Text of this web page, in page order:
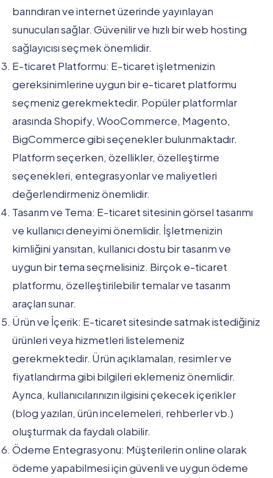
barındıran ve internet üzerinde yayınlayan
sunucuları sağlar. Güvenilir ve hızlı bir web hosting
sağlayıcısı seçmek önemlidir.
E-ticaret Platformu: E-ticaret işletmenizin
gereksinimlerine uygun bir e-ticaret platformu
seçmeniz gerekmektedir. Popüler platformlar
arasında Shopify, WooCommerce, Magento,
BigCommerce gibi seçenekler bulunmaktadır.
Platform seçerken, özellikler, özelleştirme
seçenekleri, entegrasyonlar ve maliyetleri
değerlendirmeniz önemlidir.
Tasarım ve Tema: E-ticaret sitesinin görsel tasarımı
ve kullanıcı deneyimi önemlidir. İşletmenizin
kimliğini yansıtan, kullanıcı dostu bir tasarım ve
uygun bir tema seçmelisiniz. Birçok e-ticaret
platformu, özelleştirilebilir temalar ve tasarım
araçları sunar.
Ürün ve İçerik: E-ticaret sitesinde satmak istediğiniz
ürünleri veya hizmetleri listelemeniz
gerekmektedir. Ürün açıklamaları, resimler ve
fiyatlandırma gibi bilgileri eklemeniz önemlidir.
Ayrıca, kullanıcılarınızın ilgisini çekecek içerikler
(blog yazıları, ürün incelemeleri, rehberler vb.)
oluşturmak da faydalı olabilir.
Ödeme Entegrasyonu: Müşterilerin online olarak
ödeme yapabilmesi için güvenli ve uygun ödeme